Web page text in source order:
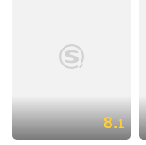
8.1